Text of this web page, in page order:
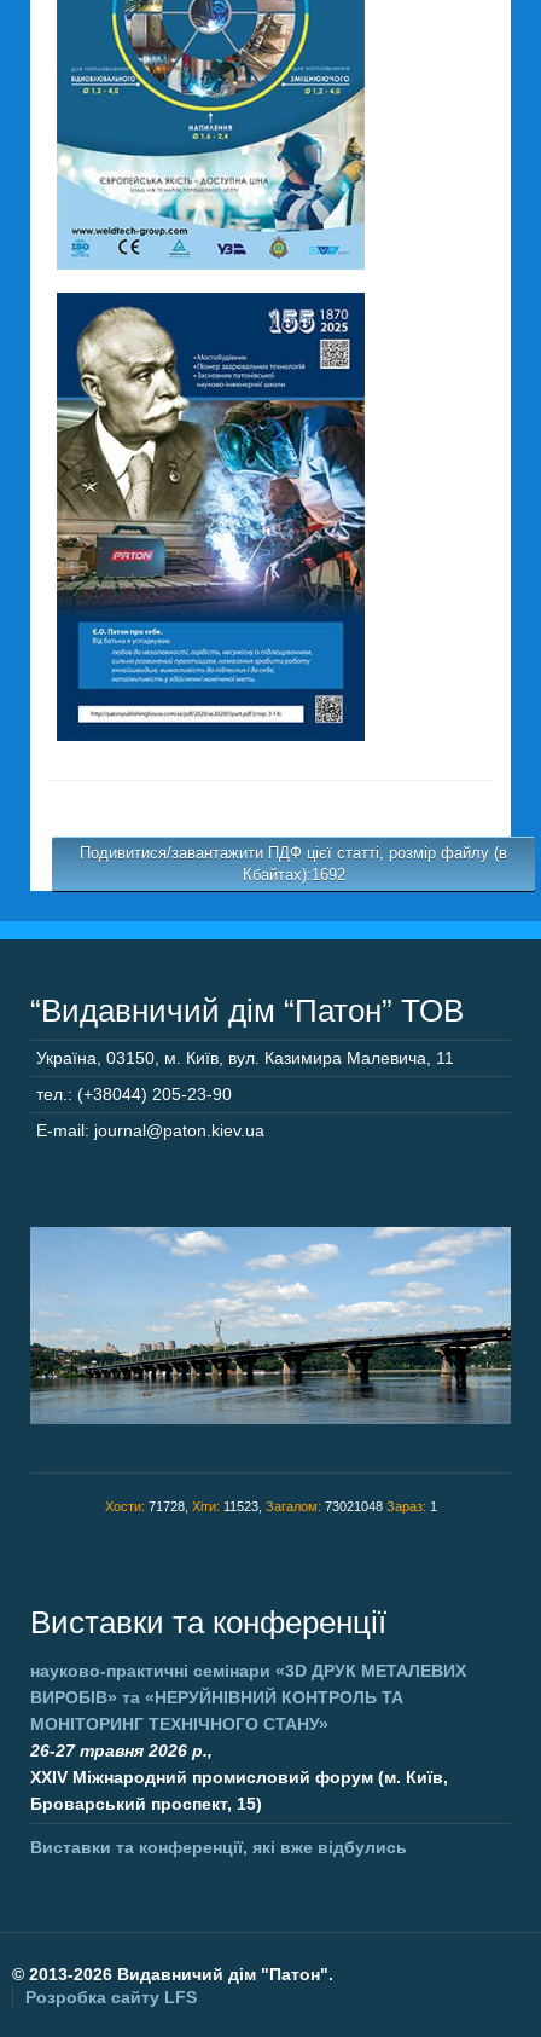
Подивитися/завантажити ПДФ цієї статті, розмір файлу (в
Кбайтах):1692
“Видавничий дім “Патон” ТОВ
Україна 03150 м. Київ, вул. Казимира Малевича, 11
тел.: (+38044) 205-23-90
E-mail: journal@paton.kiev.ua
Хости: 71728, Хіти: 11523, Загалом: 73021048 Зараз: 1
Виставки та конференції
науково-практичні семінари «3D ДРУК МЕТАЛЕВИХ
ВИРОБІВ» та «НЕРУЙНІВНИЙ КОНТРОЛЬ ТА
МОНІТОРИНГ ТЕХНІЧНОГО СТАНУ»
26-27 травня 2026 р.,
XXIV Міжнародний промисловий форум (м. Київ,
Броварський проспект, 15)
Виставки та конференції, які вже відбулись
© 2013-2026 Видавничий дім "Патон".
Розробка сайту LFS